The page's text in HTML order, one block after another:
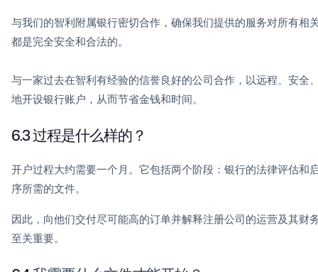
与我们的智利附属银行密切合作，确保我们提供的服务对所有相
都是完全安全和合法的。
与一家过去在智利有经验的信誉良好的公司合作，以远程、安全
地开设银行账户，从而节省金钱和时间。
6.3 过程是什么样的？
开户过程大约需要一个月。它包括两个阶段：银行的法律评估和
序所需的文件。
因此，向他们交付尽可能高的订单并解释注册公司的运营及其财
至关重要。